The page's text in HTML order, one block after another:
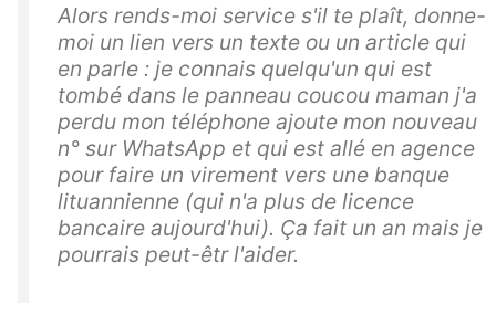
Alors rends-moi service s'il te plaît, donne-
moi un lien vers un texte ou un article qui
en parle : je connais quelqu'un qui est
tombé dans le panneau coucou maman j'a
perdu mon téléphone ajoute mon nouveau
n° sur WhatsApp et qui est allé en agence
pour faire un virement vers une banque
lituannienne (qui n'a plus de licence
bancaire aujourd'hui). Ça fait un an mais je
pourrais peut-êtr l'aider.